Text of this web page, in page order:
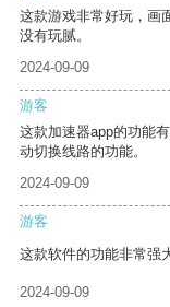
这款游戏非常好玩，画
没有玩腻。
2024-09-09
游客
这款加速器app的功能
动切换线路的功能。
2024-09-09
游客
这款软件的功能非常强
2024-09-09